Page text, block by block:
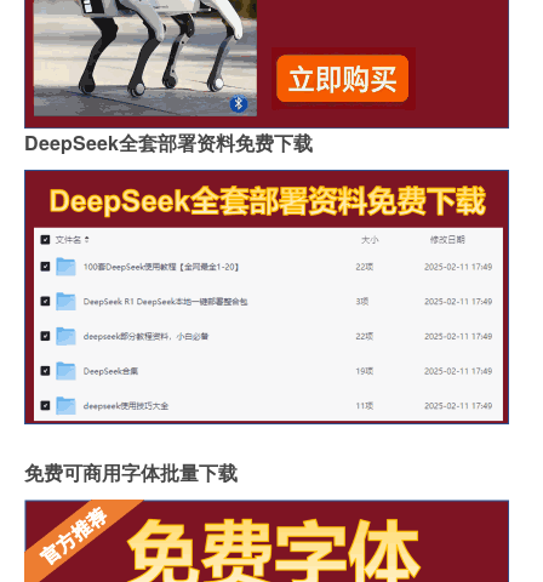
DeepSeek全套部署资料免费下载
免费可商用字体批量下载